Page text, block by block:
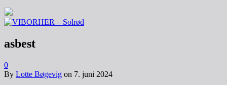
asbest
0
By Lotte Bøgevig on 7. juni 2024